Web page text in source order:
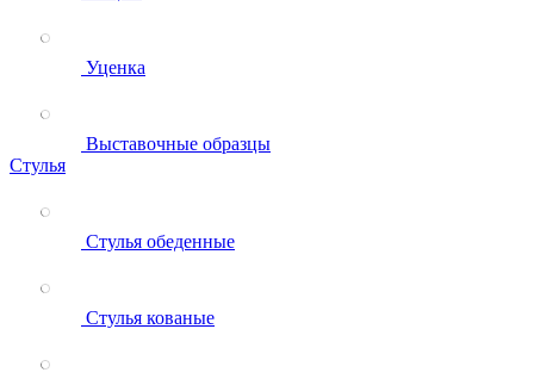
Уценка
Выставочные образцы
Стулья
Стулья обеденные
Стулья кованые